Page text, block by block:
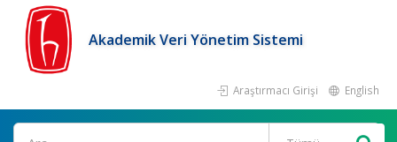
Akademik Veri Yönetim Sistemi
Araştırmacı Girişi English
Ara